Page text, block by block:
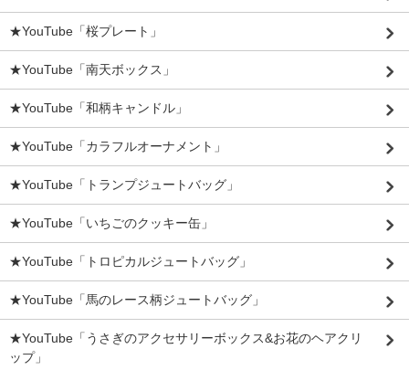
★YouTube「桜プレート」
★YouTube「南天ボックス」
★YouTube「和柄キャンドル」
★YouTube「カラフルオーナメント」
★YouTube「トランプジュートバッグ」
★YouTube「いちごのクッキー缶」
★YouTube「トロピカルジュートバッグ」
★YouTube「馬のレース柄ジュートバッグ」
★YouTube「うさぎのアクセサリーボックス&お花のヘアクリ
ップ」